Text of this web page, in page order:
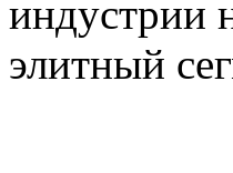
индустрии
элитный